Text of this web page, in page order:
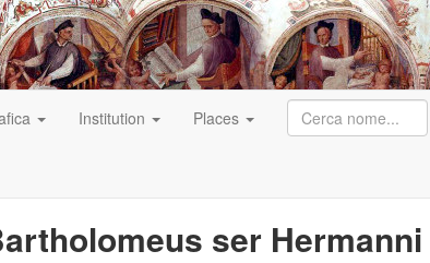
Institution Places
ser Hermanni